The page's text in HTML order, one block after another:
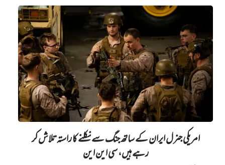
امریکی جنرل ایران کے ساتھ جنگ سے نکلنے کا راستہ تلاش کر
رہے ہیں، سی این این